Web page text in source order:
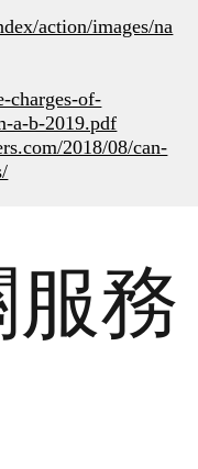
務
action/images/na
charges-of-
a-b-2019.pdf
2018/08/can-